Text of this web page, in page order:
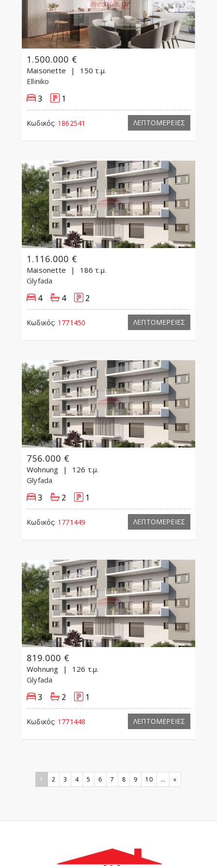
1.500.000 €
Maisonette
150 τ.μ.
Elliniko
3 1
Κωδικός: 1862541 ΛΕΠΤΟΜΕΡΕΙΕΣ
1.116.000 €
Maisonette
186 τ.μ.
Glyfada
4 4 2
Κωδικός: 1771450 ΛΕΠΤΟΜΕΡΕΙΕΣ
756.000 €
Wohnung
126 τ.μ.
Glyfada
3 2 1
Κωδικός: 1771449 ΛΕΠΤΟΜΕΡΕΙΕΣ
819.000 €
Wohnung
126 τ.μ.
Glyfada
3 2 1
Κωδικός: 1771448 ΛΕΠΤΟΜΕΡΕΙΕΣ
1 2 3 4 5 6 7 8 9 10 ... »